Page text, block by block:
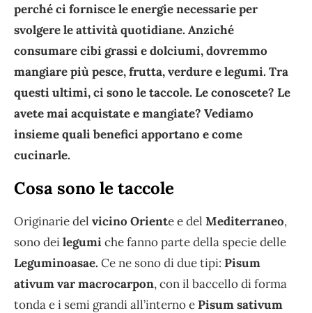
perché ci fornisce le energie necessarie per
svolgere le attività quotidiane. Anziché
consumare cibi grassi e dolciumi, dovremmo
mangiare più pesce, frutta, verdure e legumi. Tra
questi ultimi, ci sono le taccole. Le conoscete? Le
avete mai acquistate e mangiate? Vediamo
insieme quali benefici apportano e come
cucinarle.
Cosa sono le taccole
Originarie del vicino Oriente e del Mediterraneo,
sono deilegumiche fanno parte della specie delle
Leguminoasae. Ce ne sono di due tipi: Pisum
ativum var macrocarpon, con il baccello di forma
tonda e i semi grandi all’interno ePisum sativum